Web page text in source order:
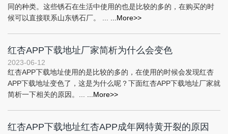
同的种类。这些锈石在生活中使用的也是比较的多的，在购买的时
候可以直接联系山东锈石厂。 ...
...More>>
红杏APP下载地址厂家简析为什么会变色
2023-06-12
红杏APP下载地址使用的是比较的多的，在使用的时候会发现红杏
APP下载地址变色了，这是为什么呢？下面红杏APP下载地址厂家就
简析一下相关的原因。...
...More>>
红杏APP下载地址红杏APP成年网特黄开裂的原因